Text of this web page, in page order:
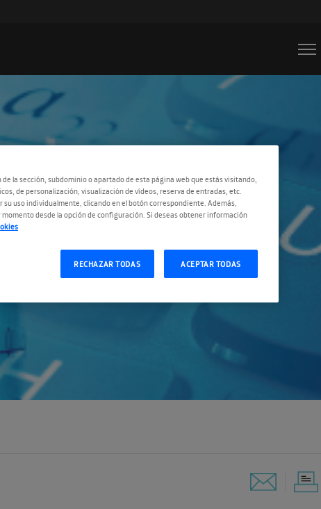
la sección, subdominio o apartado de esta página web que estás visitando,
de personalización, visualización de vídeos, reserva de entradas, etc.
uso individualmente, clicando en el botón correspondiente. Además,
desde la opción de configuración. Si deseas obtener información
RECHAZAR TODAS ACEPTAR TODAS